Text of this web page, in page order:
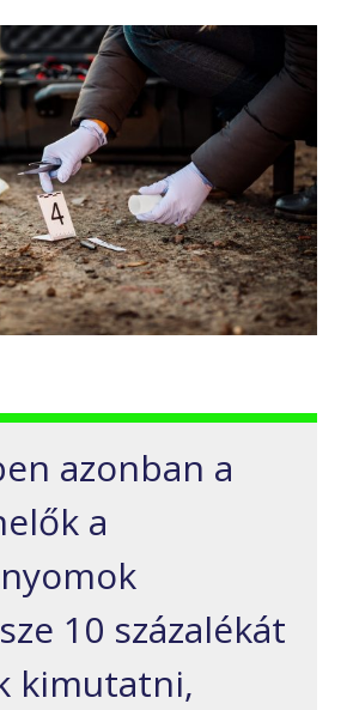
azonban a
a
10 százalékát
kimutatni,